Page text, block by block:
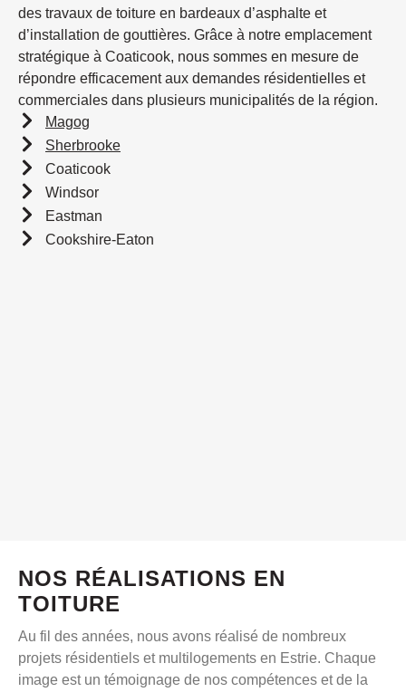
des travaux de toiture en bardeaux d’asphalte et
d’installation de gouttières. Grâce à notre emplacement
stratégique à Coaticook, nous sommes en mesure de
répondre efficacement aux demandes résidentielles et
commerciales dans plusieurs municipalités de la région.
Magog
Sherbrooke
Coaticook
Windsor
Eastman
Cookshire-Eaton
NOS RÉALISATIONS EN
TOITURE
Au fil des années, nous avons réalisé de nombreux
projets résidentiels et multilogements en Estrie. Chaque
image est un témoignage de nos compétences et de la